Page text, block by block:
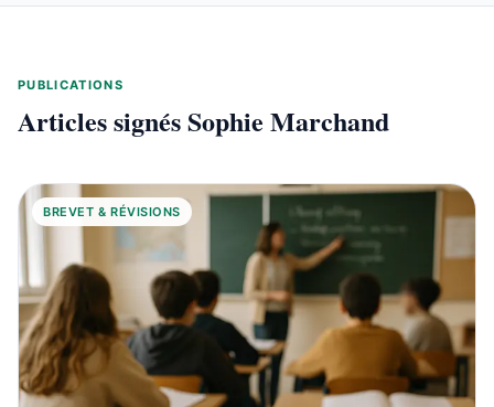
PUBLICATIONS
Articles signés Sophie Marchand
BREVET & RÉVISIONS